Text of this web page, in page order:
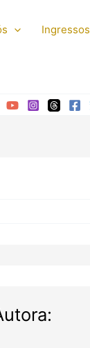
Ingressos